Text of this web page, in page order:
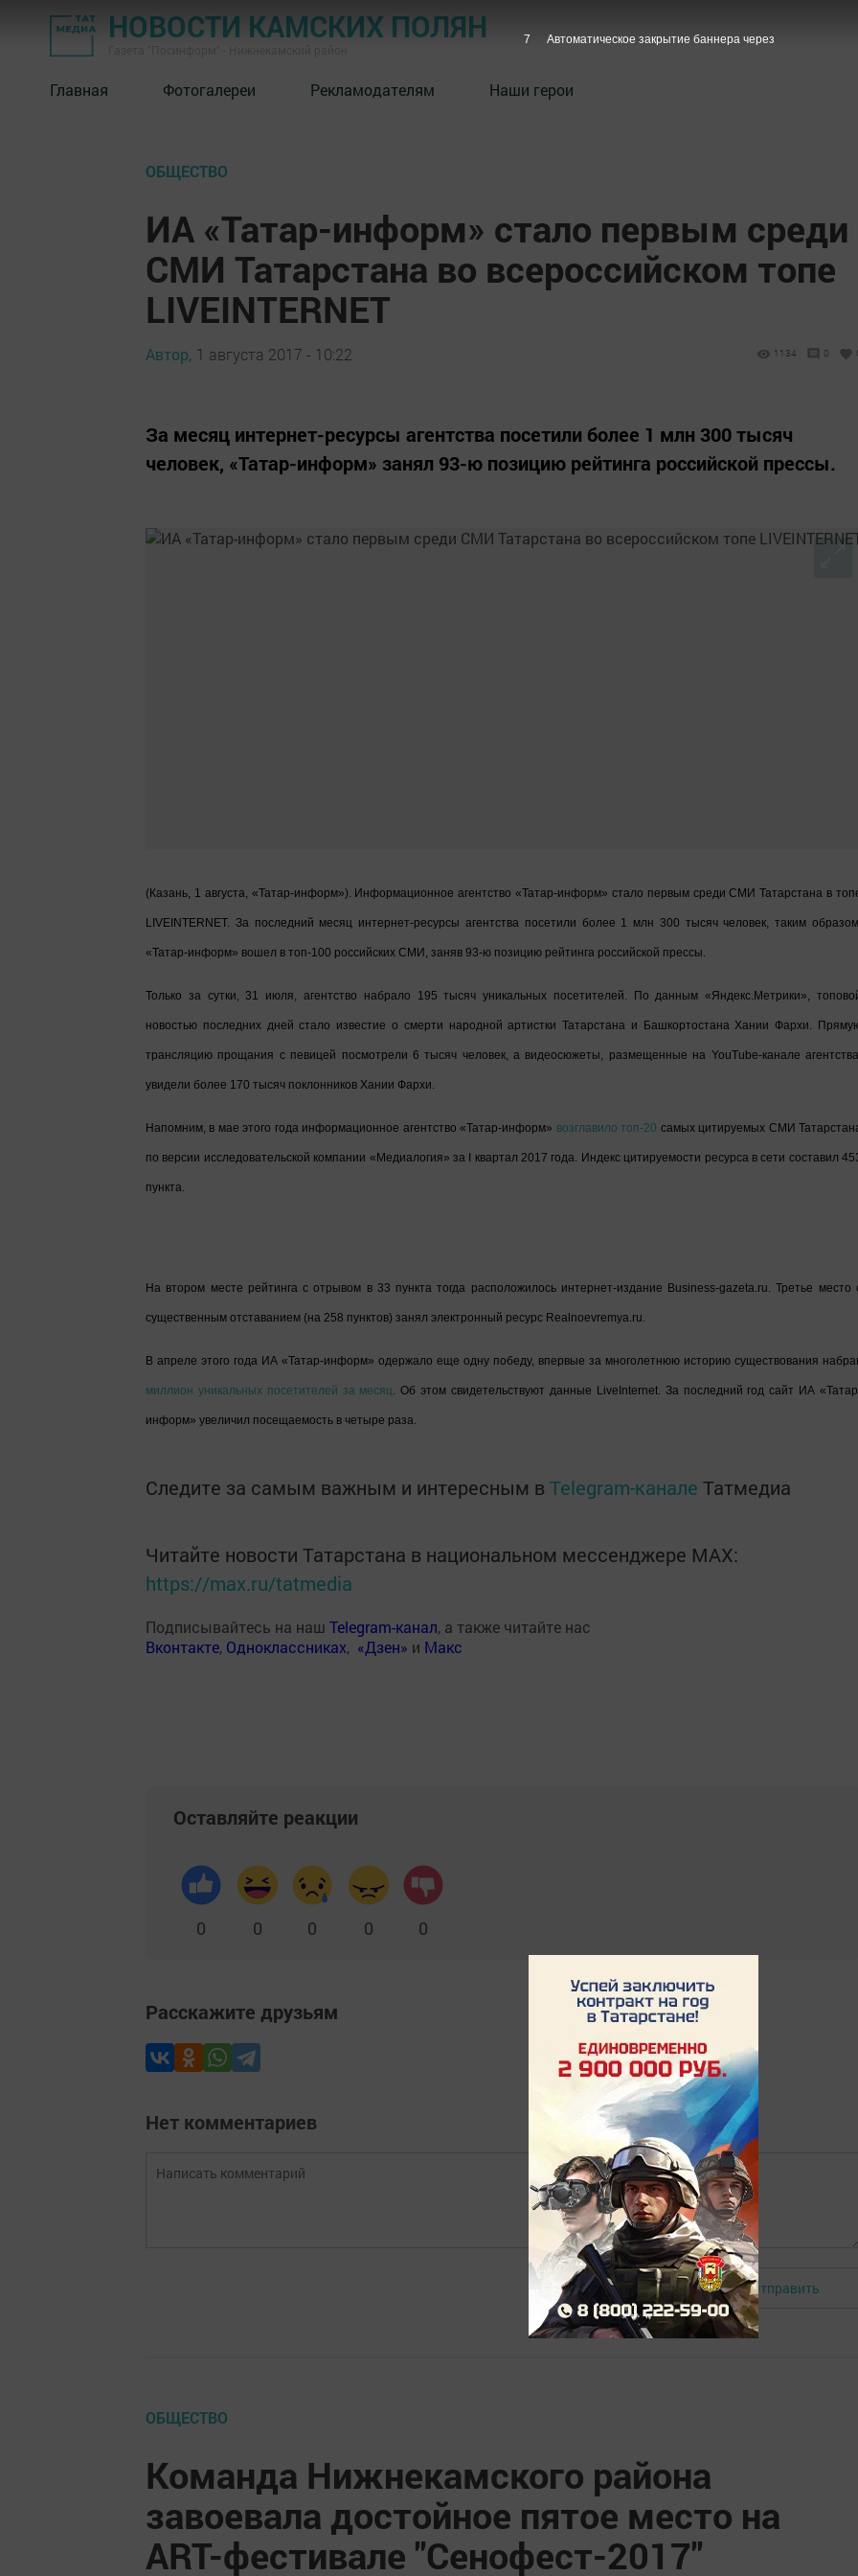
НОВОСТИ КАМСКИХ ПОЛЯН
Главная Фотогалереи Рекламодателям Наши герои
ОБЩЕСТВО
ИА «Татар-информ» стало первым среди
СМИ Татарстана во всероссийском топе
LIVEINTERNET
Автор, 1 августа 2017 - 10:22 1134 0
За месяц интернет-ресурсы агентства посетили более 1 млн 300 тысяч
человек, «Татар-информ» занял 93-ю позицию рейтинга российской прессы.
(Казань, 1 августа, «Татар-информ»). Информационное агентство «Татар-информ» стало первым среди СМИ Татарстана в
LIVEINTERNET. За последний месяц интернет-ресурсы агентства посетили более 1 млн 300 тысяч человек, таким
«Татар-информ» вошел в топ-100 российских СМИ, заняв 93-ю позицию рейтинга российской прессы.
Только за сутки, 31 июля, агентство набрало 195 тысяч уникальных посетителей. По данным «Яндекс.Метрики»,
новостью последних дней стало известие о смерти народной артистки Татарстана и Башкортостана Хании Фархи.
трансляцию прощания с певицей посмотрели 6 тысяч человек, а видеосюжеты, размещенные на YouTube-канале
увидели более 170 тысяч поклонников Хании Фархи.
Напомним, в мае этого года информационное агентство «Татар-информ» возглавило топ-20 самых цитируемых СМИ
по версии исследовательской компании «Медиалогия» за I квартал 2017 года. Индекс цитируемости ресурса в сети составил
пункта.
На втором месте рейтинга с отрывом в 33 пункта тогда расположилось интернет-издание Business-gazeta.ru. Третье место
существенным отставанием (на 258 пунктов) занял электронный ресурс Realnoevremya.ru.
В апреле этого года ИА «Татар-информ» одержало еще одну победу, впервые за многолетнюю историю существования
миллион уникальных посетителей за месяц. Об этом свидетельствуют данные LiveInternet. За последний год сайт ИА
информ» увеличил посещаемость в четыре раза.
Следите за самым важным и интересным в Telegram-канале Татмедиа
Читайте новости Татарстана в национальном мессенджере MАХ:
https://max.ru/tatmedia
Подписывайтесь на наш Telegram-канал, а также читайте нас
Вконтакте, Одноклассниках, «Дзен» и Макс
Оставляйте реакции
0 0 0 0 0
Расскажите друзьям
Нет комментариев
Авторизоваться Отправить
ОБЩЕСТВО
Команда Нижнекамского района
завоевала достойное пятое место на
ART-фестивале "Сенофест-2017"
6 Автоматическое закрытие баннера через